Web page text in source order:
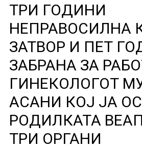
ТРИ ГОДИНИ
НЕПРАВОСИЛНА
ЗАТВОР И ПЕТ
ЗАБРАНА ЗА
ГИНЕКОЛОГОТ
АСАНИ КОЈ ЈА
РОДИЛКАТА
ТРИ ОРГАНИ